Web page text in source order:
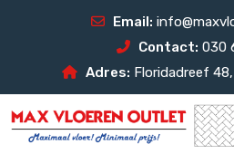
Email:
Contact: 030
Adres: Floridadreef